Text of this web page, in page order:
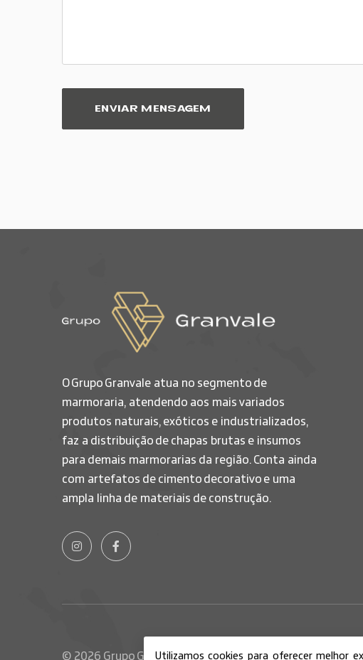
ENVIAR MENSAGEM
Utilizamos cookies para oferecer melhor
O Grupo Granvale atua no segmento de
marmoraria, atendendo aos mais variados
produtos naturais, exóticos e industrializados,
faz a distribuição de chapas brutas e insumos
para demais marmorarias da região. Conta ainda
com artefatos de cimento decorativo e uma
ampla linha de materiais de construção.
© 2026 Grupo Granvale - Todos os direitos reservados.